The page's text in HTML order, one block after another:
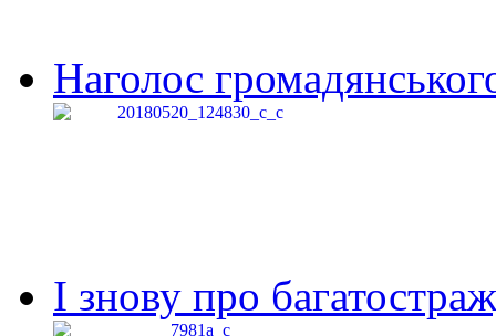
Наголос
І знову про